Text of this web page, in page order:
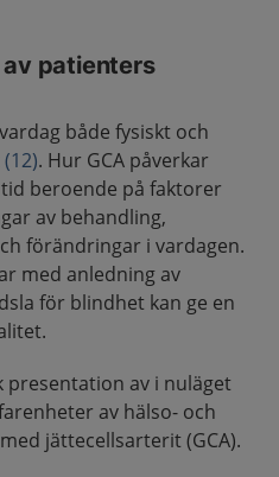
patienters
både fysiskt och
(12). Hur GCA påverkar
beroende på faktorer
av behandling,
förändringar i vardagen.
med anledning av
för blindhet kan ge en
presentation av i nuläget
av hälso- och
jättecellsarterit (GCA).